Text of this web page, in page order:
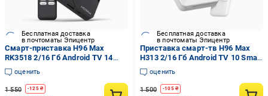
Бесплатная доставка
в почтоматы Эпицентр
Смарт-приставка H96 Max
RK3518 2/16 Гб Android TV 14
(591-B-16)
оценить
1 550 -125₴
Бесплатная доставка
в почтоматы Эпицентр
Приставка смарт-тв H96 Max
H313 2/16 Гб Android TV 10 Smart
Box (578)
оценить
1 500 -105₴